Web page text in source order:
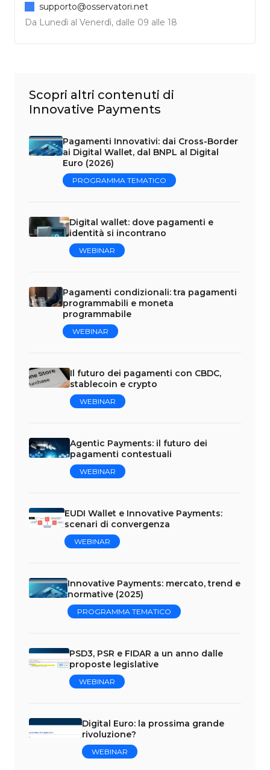
Da Lunedì al Venerdì, dalle 09 alle 18
supporto@osservatori.net
Scopri altri contenuti di
Innovative Payments
Pagamenti Innovativi: dai Cross-Border
ai Digital Wallet, dal BNPL al Digital
Euro (2026)
PROGRAMMA TEMATICO
Digital wallet: dove pagamenti e
identità si incontrano
WEBINAR
Pagamenti condizionali: tra pagamenti
programmabili e moneta
programmabile
WEBINAR
Il futuro dei pagamenti con CBDC,
stablecoin e crypto
WEBINAR
Agentic Payments: il futuro dei
pagamenti contestuali
WEBINAR
EUDI Wallet e Innovative Payments:
scenari di convergenza
WEBINAR
Innovative Payments: mercato, trend e
normative (2025)
PROGRAMMA TEMATICO
PSD3, PSR e FIDAR a un anno dalle
proposte legislative
WEBINAR
Digital Euro: la prossima grande
rivoluzione?
WEBINAR